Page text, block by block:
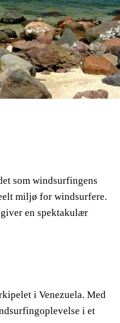
som windsurfingens
miljø for windsurfere.
en spektakulær
i Venezuela. Med
i et